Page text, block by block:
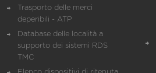
Trasporto delle merci
deperibili - ATP
Database delle località a
supporto dei sistemi RDS
TMC